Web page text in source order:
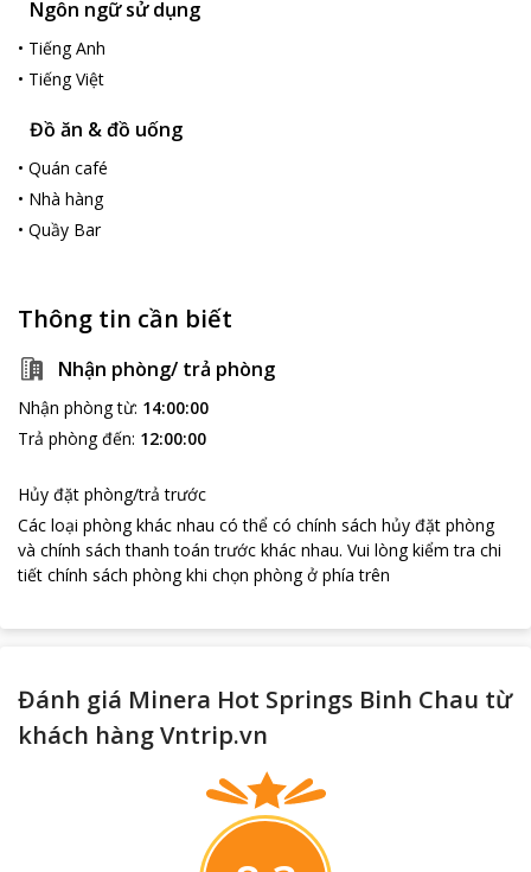
khuôn viên bằng xe ngựa.
Những buổi sáng bình minh được ngắm nhìn làn sương kỳ ảo từ
hơi nước bốc lên và ngất ngây trong cảnh những cánh bướm sắc
tuyệt vời hiếm có, khiến tâm hồn du khách được thanh thản và
Sai Gon Binh Chau Eco Resort
cho kỳ nghỉ sang trọng và đẳng cấp.
Ngôn ngữ sử dụng
• Tiếng Anh
• Tiếng Việt
Đồ ăn & đồ uống
• Quán café
• Nhà hàng
• Quầy Bar
Thông tin cần biết
Nhận phòng/ trả phòng
Nhận phòng từ: 14:00:00
Trả phòng đến: 12:00:00
Hủy đặt phòng/trả trước
Các loại phòng khác nhau có thể có chính sách hủy đặt phòng
và chính sách thanh toán trước khác nhau. Vui lòng kiểm tra chi
tiết chính sách phòng khi chọn phòng ở phía trên
Đánh giá Minera Hot Springs Binh Chau từ
khách hàng Vntrip.vn